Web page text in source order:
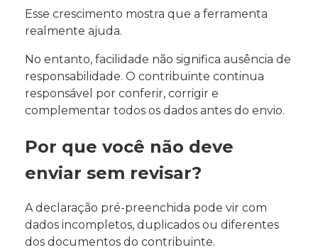
Esse crescimento mostra que a ferramenta
realmente ajuda.
No entanto, facilidade não significa ausência de
responsabilidade. O contribuinte continua
responsável por conferir, corrigir e
complementar todos os dados antes do envio.
Por que você não deve
enviar sem revisar?
A declaração pré-preenchida pode vir com
dados incompletos, duplicados ou diferentes
dos documentos do contribuinte.